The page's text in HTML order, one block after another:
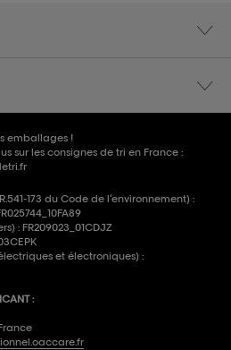
emballages !
sur les consignes de tri en France :
173 du Code de l’environnement) :
: FR209023_01CDJZ
et électroniques) :
: